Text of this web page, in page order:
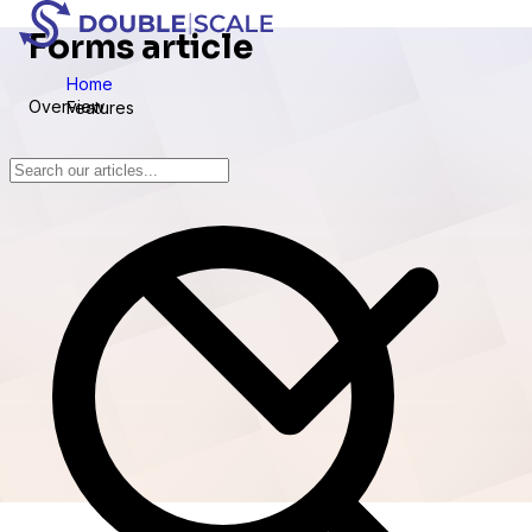
Home
Features
Forms article
Overview